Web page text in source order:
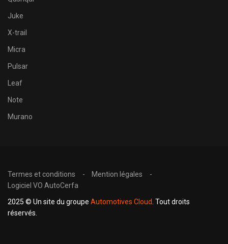
Juke
X-trail
Micra
Pulsar
Leaf
Note
Murano
Termes et conditions
Mention légales
Logiciel VO AutoCerfa
2025 © Un site du groupe Automotives Cloud . Tout droits
réservés.